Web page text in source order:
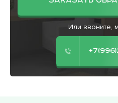
Или звоните,